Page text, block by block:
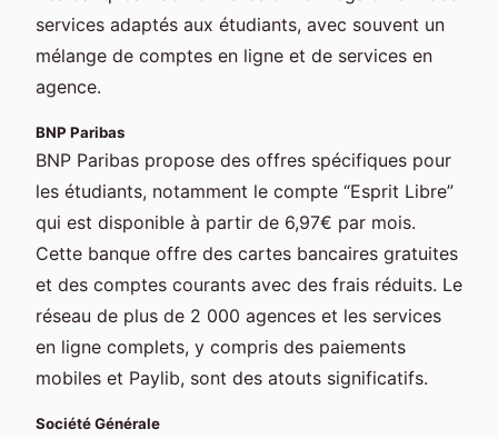
services adaptés aux étudiants, avec souvent un
mélange de comptes en ligne et de services en
agence.
BNP Paribas
BNP Paribas propose des offres spécifiques pour
les étudiants, notamment le compte “Esprit Libre”
qui est disponible à partir de 6,97€ par mois.
Cette banque offre des cartes bancaires gratuites
et des comptes courants avec des frais réduits. Le
réseau de plus de 2 000 agences et les services
en ligne complets, y compris des paiements
mobiles et Paylib, sont des atouts significatifs.
Société Générale